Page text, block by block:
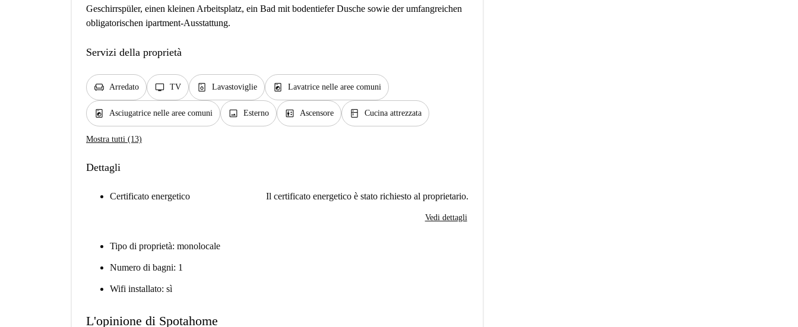
Geschirrspüler, einen kleinen Arbeitsplatz, ein Bad mit bodentiefer Dusche sowie der umfangreichen
obligatorischen ipartment-Ausstattung.
Servizi della proprietà
chair Arredato tv TV dishwasher_gen Lavastoviglie local_laundry_service Lavatrice nelle aree comuni
local_laundry_service Asciugatrice nelle aree comuni image Esterno elevator Ascensore kitchen Cucina attrezzata
Mostra tutti (13)
Dettagli
Certificato energetico Il certificato energetico è stato richiesto al proprietario.
Vedi dettagli
Tipo di proprietà: monolocale
Numero di bagni: 1
Wifi installato: sì
L'opinione di Spotahome